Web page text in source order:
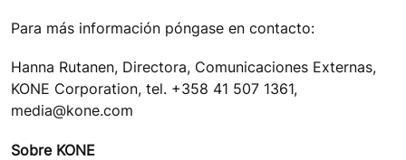
Para más información póngase en contacto:
Hanna Rutanen, Directora, Comunicaciones Externas,
KONE Corporation, tel. +358 41 507 1361,
media@kone.com
Sobre KONE